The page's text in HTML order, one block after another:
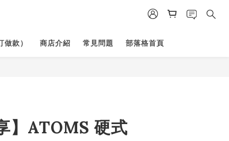
款） 商店介紹 常見問題 部落格首頁
】ATOMS 硬式